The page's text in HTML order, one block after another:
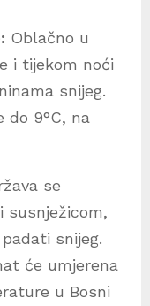
Oblačno u
i tijekom noći
snijeg.
do 9°C, na
se
susnježicom,
snijeg.
će umjerena
u Bosni